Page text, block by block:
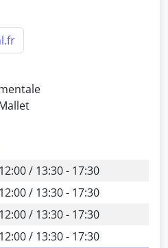
/ 13:30 - 17:30
/ 13:30 - 17:30
/ 13:30 - 17:30
/ 13:30 - 17:30